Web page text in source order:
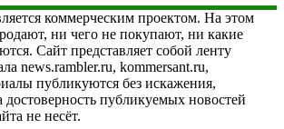
коммерческим проектом. На этом
ни чего не покупают, ни какие
Сайт представляет собой ленту
news.rambler.ru, kommersant.ru,
публикуются без искажения,
достоверность публикуемых новостей
не несёт.